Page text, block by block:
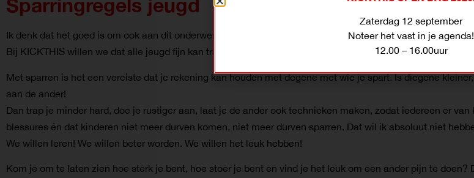
Sparringregels jeugd
Ik denk dat het goed is om ook aan dit onderwerp wat aandacht te schenken.
Bij KICKTHIS willen we dat alle jeugd fijn kan trainen. Dat ze zich veilig voelen en durven uitspreken als
Met sparren is het een vereiste dat je rekening kan houden met degene met wie je spart. Is diegene
aan de ander!
Dan trap je minder hard, doe je rustiger aan, laat je de ander ook technieken maken, zodat iedereen er
blessures én dat kinderen niet meer durven komen, niet meer durven sparren. Dat wil ik absoluut niet
We willen leren! We willen beter worden. We willen het leuk hebben!
Kom je om te laten zien hoe sterk je bent, hoe stoer je bent en vind je het leuk om een ander pijn te doen?
Zaterdag 12 september
Noteer het vast in je agenda!
12.00 – 16.00uur